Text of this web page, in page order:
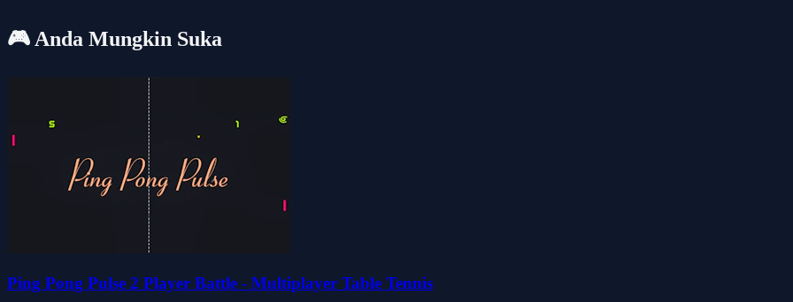
🎮 Anda Mungkin Suka
Ping Pong Pulse 2 Player Battle - Multiplayer Table Tennis